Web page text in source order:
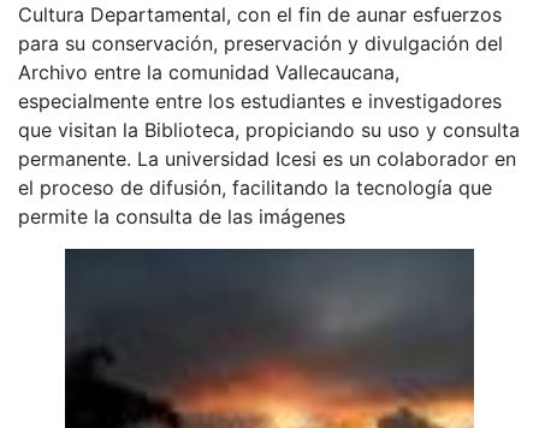
Cultura Departamental, con el fin de aunar esfuerzos
para su conservación, preservación y divulgación del
Archivo entre la comunidad Vallecaucana,
especialmente entre los estudiantes e investigadores
que visitan la Biblioteca, propiciando su uso y consulta
permanente. La universidad Icesi es un colaborador en
el proceso de difusión, facilitando la tecnología que
permite la consulta de las imágenes